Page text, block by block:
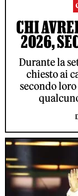
CHI
2026,
Durante la
chiesto ai
secondo